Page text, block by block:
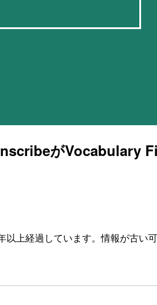
がVocabulary
以上経過しています。情報が古い